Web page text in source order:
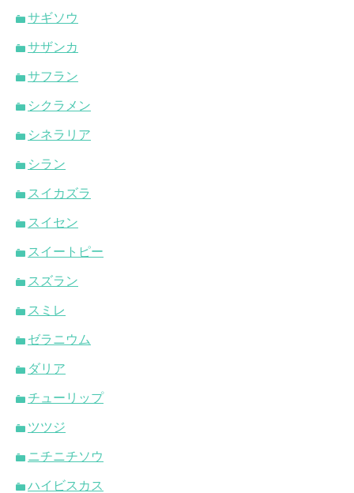
サギソウ
サザンカ
サフラン
シクラメン
シネラリア
シラン
スイカズラ
スイセン
スイートピー
スズラン
スミレ
ゼラニウム
ダリア
チューリップ
ツツジ
ニチニチソウ
ハイビスカス